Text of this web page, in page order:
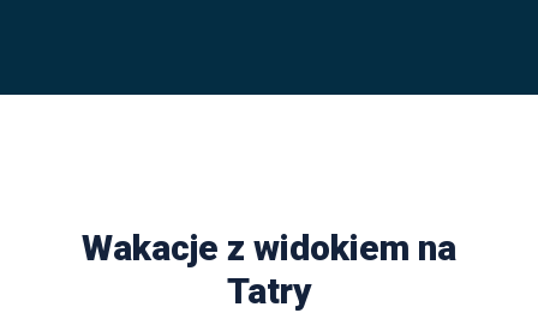
Wakacje z widokiem na
Tatry